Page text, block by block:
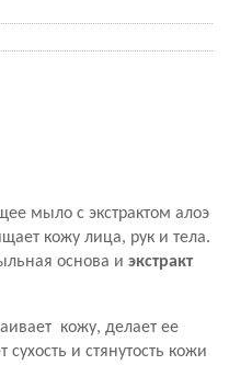
мыло с экстрактом алоэ
кожу лица, рук и тела.
основа и экстракт
кожу, делает ее
и стянутость кожи